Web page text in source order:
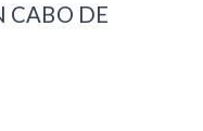
CABO DE